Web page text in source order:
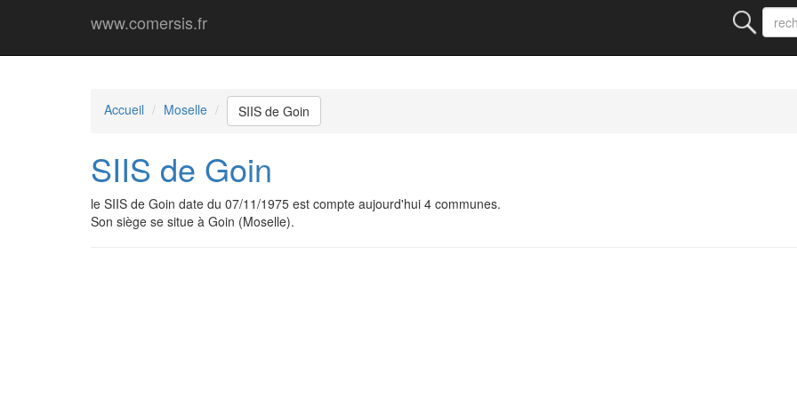
www.comersis.fr
Accueil Moselle SIIS de Goin
SIIS de Goin
le SIIS de Goin date du 07/11/1975 est compte aujourd'hui 4 communes.
Son siège se situe à Goin (Moselle).